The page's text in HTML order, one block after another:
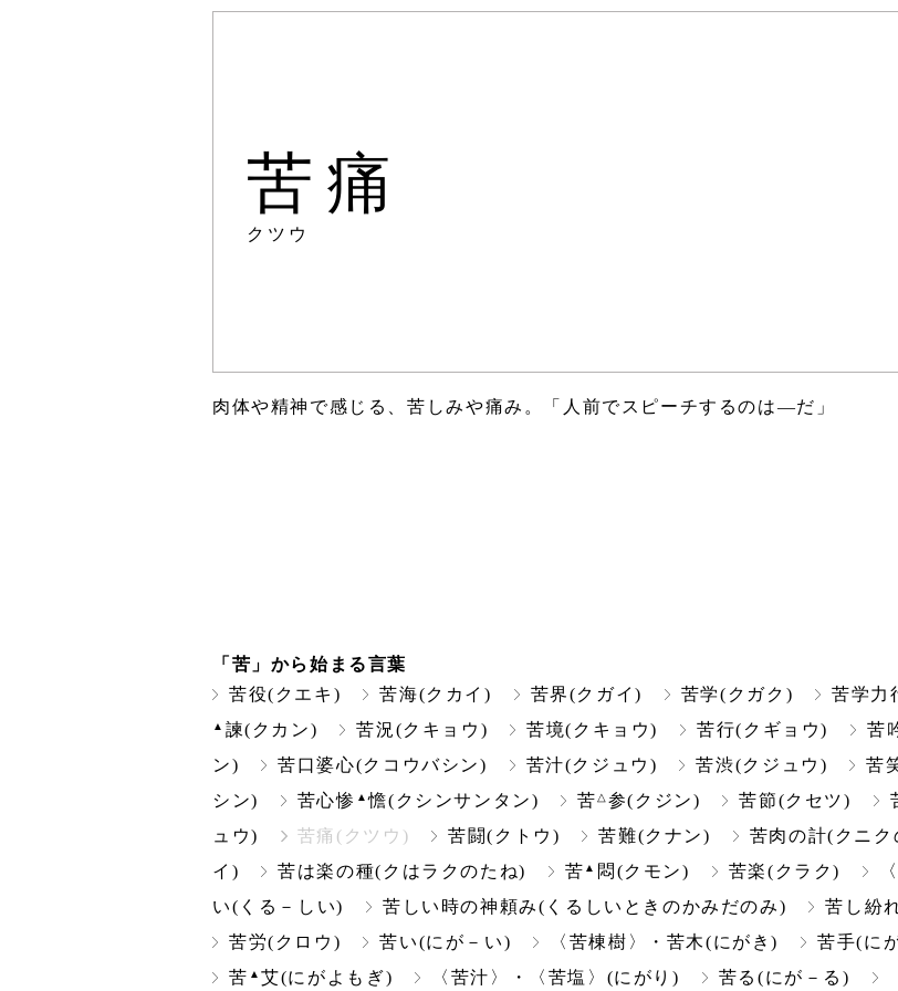
苦痛
クツウ
肉体や精神で感じる、苦しみや痛み。「人前でスピーチするのは―だ」
「苦」から始まる言葉
苦役(クエキ)
苦海(クカイ) 苦界(クガイ) 苦学(クガク) 苦学力
▲ 諫(クカン) 苦況(クキョウ) 苦境(クキョウ) 苦行(クギョウ) 苦
ン)
苦口婆心(クコウバシン) 苦汁(クジュウ) 苦渋(クジュウ) 苦
シン)
苦心惨 ▲憺(クシンサンタン) 苦△ 参(クジン) 苦節(クセツ)
ュウ)
苦痛(クツウ) 苦闘(クトウ) 苦難(クナン) 苦肉の計(クニク
イ)
苦は楽の種(クはラクのたね) 苦 ▲ 悶(クモン) 苦楽(クラク)
い(くる－しい)
苦しい時の神頼み(くるしいときのかみだのみ) 苦し紛
苦労(クロウ)
苦い(にが－い) 〈苦棟樹〉・苦木(にがき) 苦手(に
苦 ▲艾(にがよもぎ) 〈苦汁〉・〈苦塩〉(にがり) 苦る(にが－る)